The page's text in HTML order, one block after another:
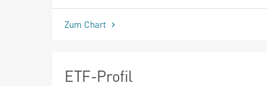
seit Beginn
Zum Chart
ETF-Profil